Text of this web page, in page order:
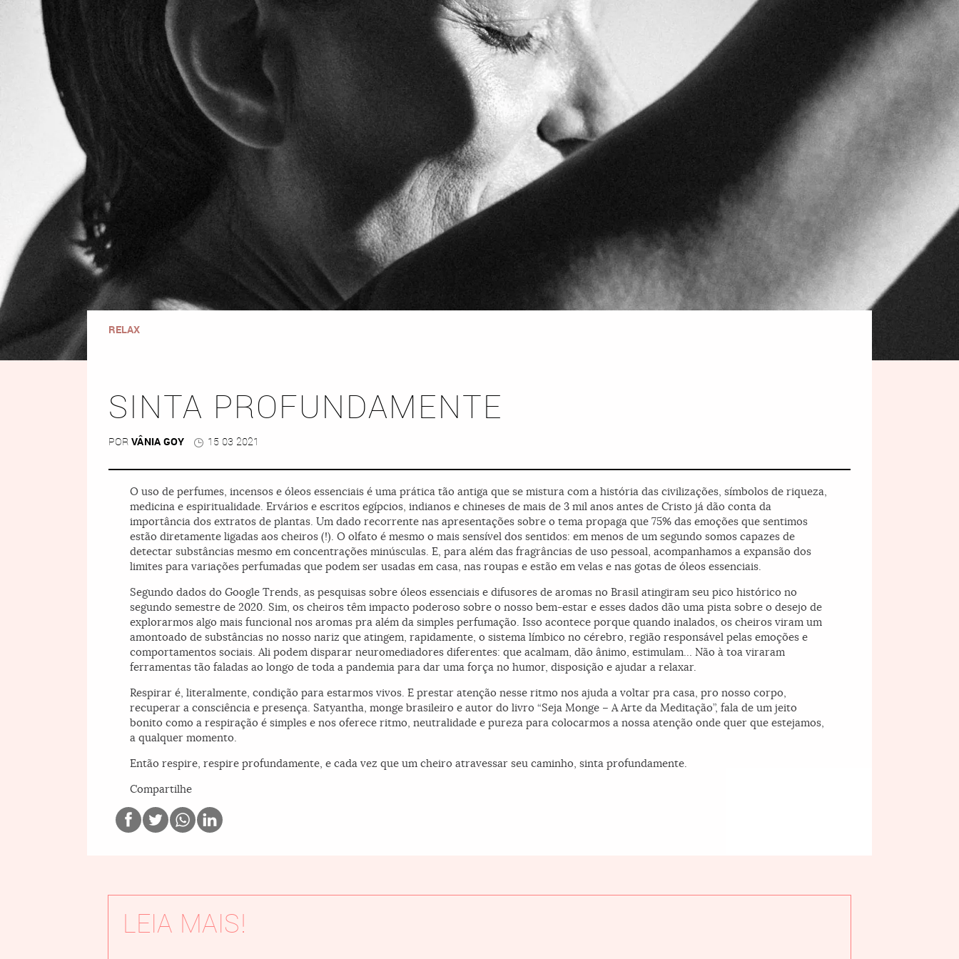
RELAX
SINTA PROFUNDAMENTE
POR VÂNIA GOY 15 03 2021
O uso de perfumes, incensos e óleos essenciais é uma prática tão antiga que se mistura com a história das civilizações, símbolos de riqueza,
medicina e espiritualidade. Ervários e escritos egípcios, indianos e chineses de mais de 3 mil anos antes de Cristo já dão conta da
importância dos extratos de plantas. Um dado recorrente nas apresentações sobre o tema propaga que 75% das emoções que sentimos
estão diretamente ligadas aos cheiros (!). O olfato é mesmo o mais sensível dos sentidos: em menos de um segundo somos capazes de
detectar substâncias mesmo em concentrações minúsculas. E, para além das fragrâncias de uso pessoal, acompanhamos a expansão dos
limites para variações perfumadas que podem ser usadas em casa, nas roupas e estão em velas e nas gotas de óleos essenciais.
Segundo dados do Google Trends, as pesquisas sobre óleos essenciais e difusores de aromas no Brasil atingiram seu pico histórico no
segundo semestre de 2020. Sim, os cheiros têm impacto poderoso sobre o nosso bem-estar e esses dados dão uma pista sobre o desejo de
explorarmos algo mais funcional nos aromas pra além da simples perfumação. Isso acontece porque quando inalados, os cheiros viram um
amontoado de substâncias no nosso nariz que atingem, rapidamente, o sistema límbico no cérebro, região responsável pelas emoções e
comportamentos sociais. Ali podem disparar neuromediadores diferentes: que acalmam, dão ânimo, estimulam… Não à toa viraram
ferramentas tão faladas ao longo de toda a pandemia para dar uma força no humor, disposição e ajudar a relaxar.
Respirar é, literalmente, condição para estarmos vivos. E prestar atenção nesse ritmo nos ajuda a voltar pra casa, pro nosso corpo,
recuperar a consciência e presença. Satyantha, monge brasileiro e autor do livro “Seja Monge – A Arte da Meditação”, fala de um jeito
bonito como a respiração é simples e nos oferece ritmo, neutralidade e pureza para colocarmos a nossa atenção onde quer que estejamos,
a qualquer momento.
Então respire, respire profundamente, e cada vez que um cheiro atravessar seu caminho, sinta profundamente.
Compartilhe
LEIA MAIS!